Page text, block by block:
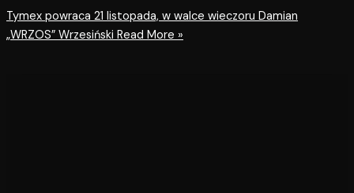
Tymex powraca 21 listopada, w walce wieczoru Damian
„WRZOS” Wrzesiński Read More »